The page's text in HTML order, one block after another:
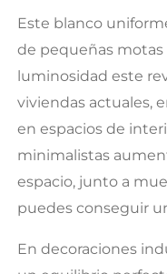
Este blanco
de pequeñas motas
luminosidad este
viviendas actuales,
en espacios de
minimalistas
espacio, junto a
puedes conseguir
En decoraciones